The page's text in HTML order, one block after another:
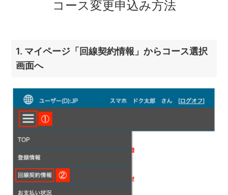
コース変更申込み方法
1. マイページ「回線契約情報」からコース選択
画面へ